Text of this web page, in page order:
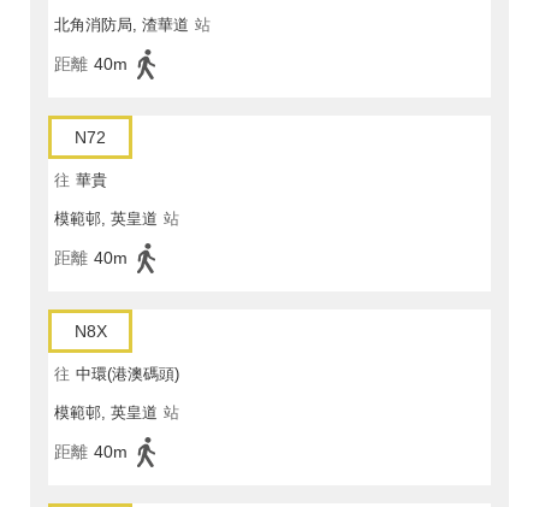
北角消防局, 渣華道 站
距離 40m
N72
往 華貴
模範邨, 英皇道 站
距離 40m
N8X
往 中環(港澳碼頭)
模範邨, 英皇道 站
距離 40m